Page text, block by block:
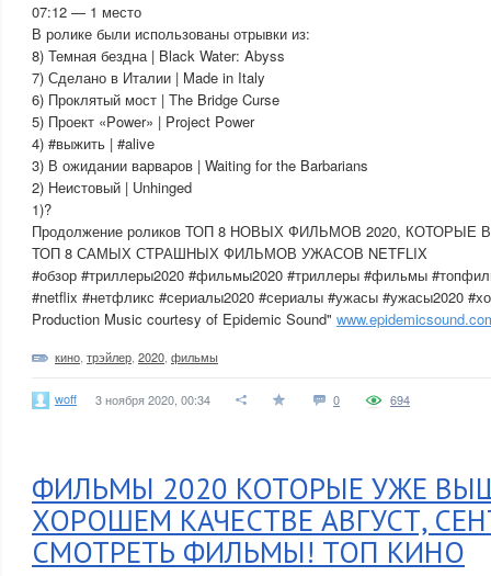
07:12 — 1 место
В ролике были использованы отрывки из:
8) Темная бездна | Black Water: Abyss
7) Сделано в Италии | Made in Italy
6) Проклятый мост | The Bridge Curse
5) Проект «Power» | Project Power
4) #выжить | #alive
3) В ожидании варваров | Waiting for the Barbarians
2) Неистовый | Unhinged
1)?
Продолжение роликов ТОП 8 НОВЫХ ФИЛЬМОВ 2020,
ТОП 8 САМЫХ СТРАШНЫХ ФИЛЬМОВ УЖАСОВ NETFLIX
#обзор #триллеры2020 #фильмы2020 #триллеры #фильмы
#netflix #нетфликс #сериалы2020 #сериалы #ужасы #ужасы2020
Production Music courtesy of Epidemic Sound"
кино трэйлер 2020 фильмы
woff 3 ноября 2020, 00:34 0 694
ФИЛЬМЫ 2020 КОТОРЫЕ УЖЕ
ХОРОШЕМ КАЧЕСТВЕ АВГУСТ,
СМОТРЕТЬ ФИЛЬМЫ! ТОП КИНО